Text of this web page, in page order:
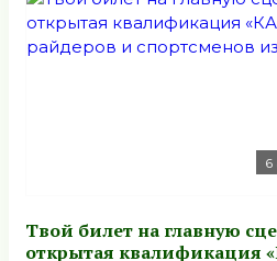
6
Твой билет на главную
открытая квалификация